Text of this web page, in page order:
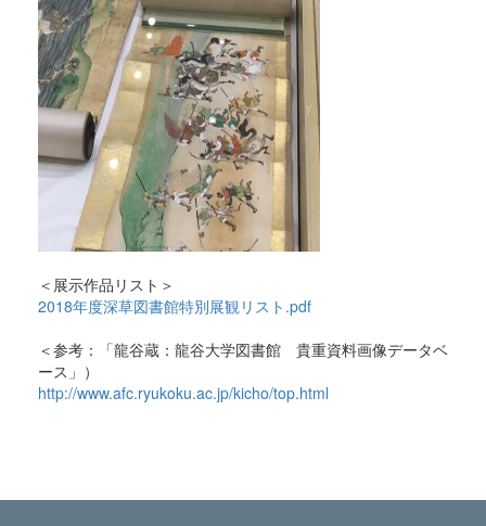
＜展示作品リスト＞
2018年度深草図書館特別展観リスト.pdf
＜参考：「龍谷蔵：龍谷大学図書館 貴重資料画像データベ
ース」）
http://www.afc.ryukoku.ac.jp/kicho/top.html